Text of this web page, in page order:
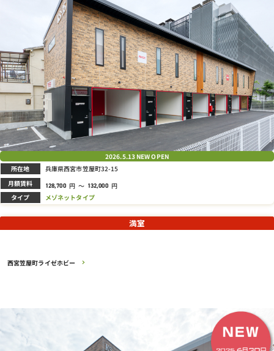
2026.5.13NEW OPEN
所在地 兵庫県西宮市笠屋町32-15
月額賃料 128,700 円 ～ 132,000 円
タイプ メゾネットタイプ
西宮笠屋町ライゼホビー
満室